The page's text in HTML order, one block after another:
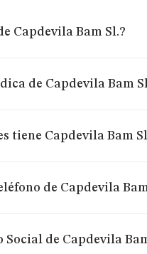
Capdevila Bam Sl.?
de Capdevila Bam
tiene Capdevila Bam
de Capdevila
de Capdevila